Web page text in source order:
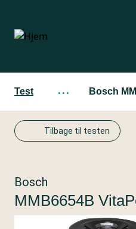
hovedindhold
Test ··· Bosch
Tilbage til testen
Bosch
MMB6654B